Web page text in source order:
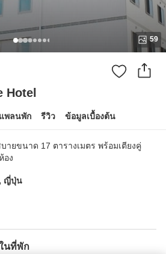
59
Hotel
พลนพัก รีวิว ข้อมูลเบื้องต้น
ายขนาด 17 ตารางเมตร พร้อมเตียงคู่
อง
ญี่ปุ่น
นที่พัก